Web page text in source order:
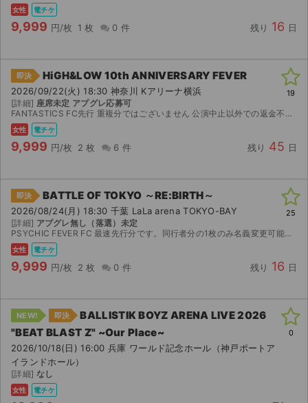
女性 電チケ
9,999 円/枚 1 枚 0 件 残り 16 日
即決 HiGH&LOW 10th ANNIVERSARY FEVER
2026/09/22(火) 18:30 神奈川 Kアリーナ横浜
[詳細] 座席未定 アプグレ応募可
FANTASTICS FC先行 重複分ではございません 公演中止以外での返金不可 アプグレ応募可(当選後に専用出品にて上乗せ分いただきます)
女性 電チケ
9,999 円/枚 2 枚 6 件 残り 45 日
19
即決 BATTLE OF TOKYO ～RE:BIRTH～
2026/08/24(月) 18:30 千葉 LaLa arena TOKYO-BAY
[詳細] アプグレ無し（落選）未定
PSYCHIC FEVER FC 最速先行分です。同行者分の1枚のみ名義変更可能です。
女性 電チケ
9,999 円/枚 2 枚 0 件 残り 16 日
25
NEW! 即決
BALLISTIK BOYZ ARENA LIVE 2026
"BEAT BLAST Z" ~Our Place~
2026/10/18(日) 16:00 兵庫 ワールド記念ホール（神戸ポートア
イランドホール）
[詳細] なし
女性 電チケ
0